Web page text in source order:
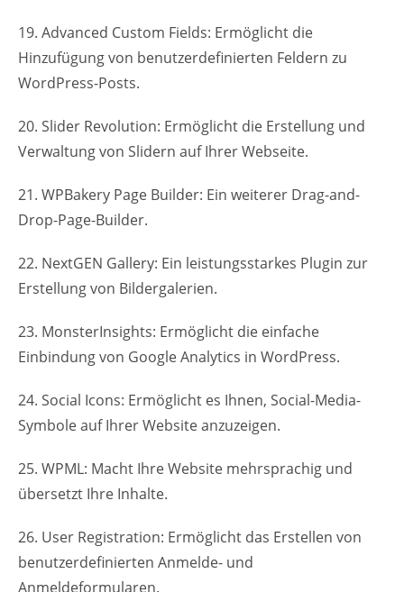
19. Advanced Custom Fields: Ermöglicht die
Hinzufügung von benutzerdefinierten Feldern zu
WordPress-Posts.
20. Slider Revolution: Ermöglicht die Erstellung und
Verwaltung von Slidern auf Ihrer Webseite.
21. WPBakery Page Builder: Ein weiterer Drag-and-
Drop-Page-Builder.
22. NextGEN Gallery: Ein leistungsstarkes Plugin zur
Erstellung von Bildergalerien.
23. MonsterInsights: Ermöglicht die einfache
Einbindung von Google Analytics in WordPress.
24. Social Icons: Ermöglicht es Ihnen, Social-Media-
Symbole auf Ihrer Website anzuzeigen.
25. WPML: Macht Ihre Website mehrsprachig und
übersetzt Ihre Inhalte.
26. User Registration: Ermöglicht das Erstellen von
benutzerdefinierten Anmelde- und
Anmeldeformularen.